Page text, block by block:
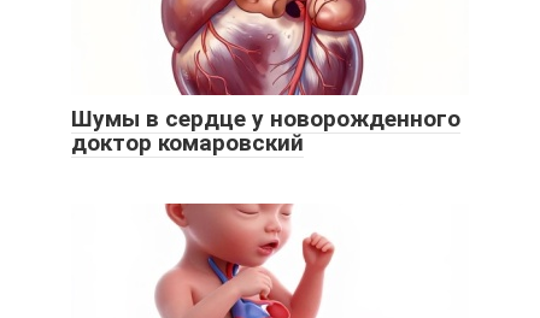
Шумы в сердце у новорожденного
доктор комаровский